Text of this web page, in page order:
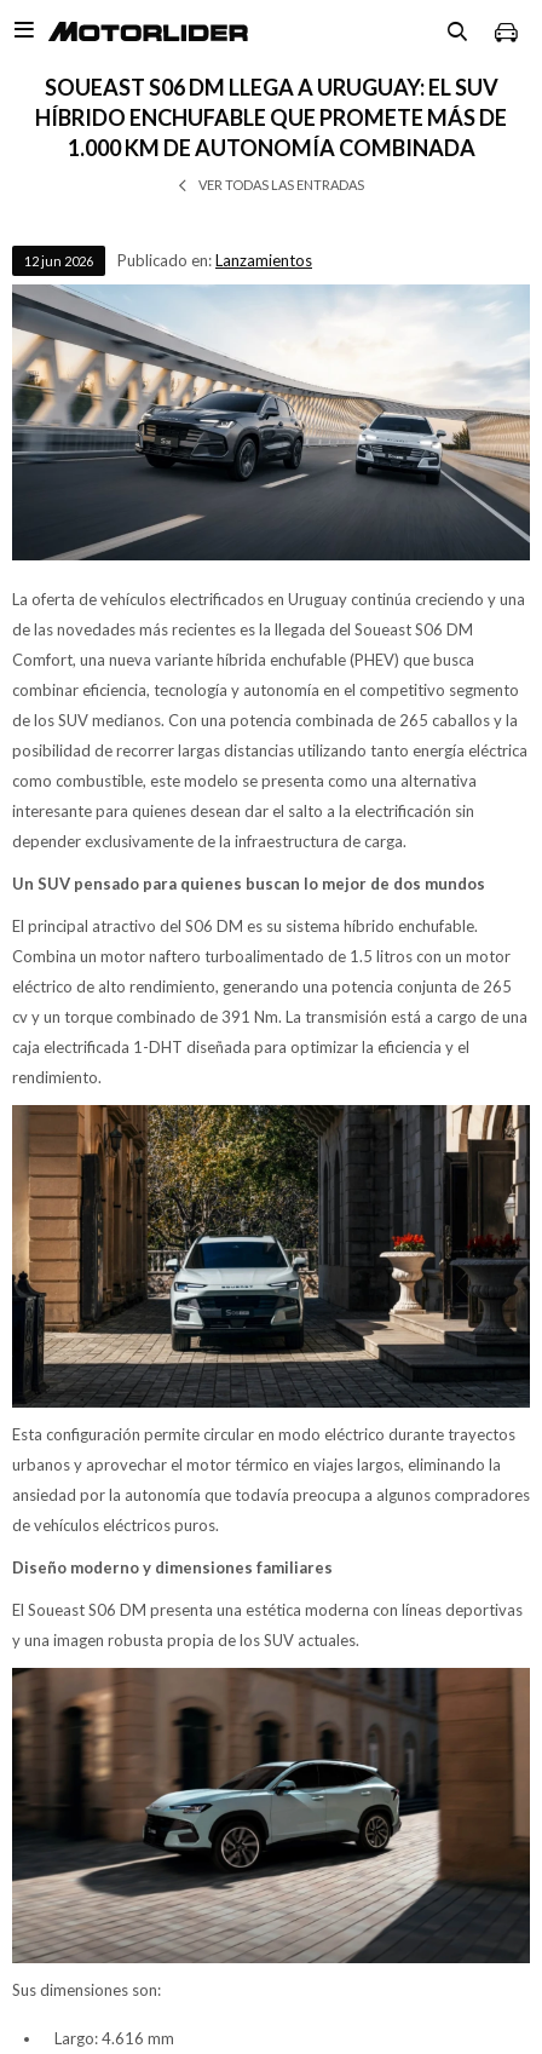

SOUEAST S06 DM LLEGA A URUGUAY: EL SUV
HÍBRIDO ENCHUFABLE QUE PROMETE MÁS DE
1.000 KM DE AUTONOMÍA COMBINADA
VER TODAS LAS ENTRADAS
12jun 2026 Publicado en:Lanzamientos
La oferta de vehículos electrificados en Uruguay continúa creciendo y una
de las novedades más recientes es la llegada del Soueast S06 DM
Comfort, una nueva variante híbrida enchufable (PHEV) que busca
combinar eficiencia, tecnología y autonomía en el competitivo segmento
de los SUV medianos. Con una potencia combinada de 265 caballos y la
posibilidad de recorrer largas distancias utilizando tanto energía eléctrica
como combustible, este modelo se presenta como una alternativa
interesante para quienes desean dar el salto a la electrificación sin
depender exclusivamente de la infraestructura de carga.
Un SUV pensado para quienes buscan lo mejor de dos mundos
El principal atractivo del S06 DM es su sistema híbrido enchufable.
Combina un motor naftero turboalimentado de 1.5 litros con un motor
eléctrico de alto rendimiento, generando una potencia conjunta de 265
cv y un torque combinado de 391 Nm. La transmisión está a cargo de una
caja electrificada 1-DHT diseñada para optimizar la eficiencia y el
rendimiento.
Esta configuración permite circular en modo eléctrico durante trayectos
urbanos y aprovechar el motor térmico en viajes largos, eliminando la
ansiedad por la autonomía que todavía preocupa a algunos compradores
de vehículos eléctricos puros.
Diseño moderno y dimensiones familiares
El Soueast S06 DM presenta una estética moderna con líneas deportivas
y una imagen robusta propia de los SUV actuales.
Sus dimensiones son:
Largo: 4.616 mm